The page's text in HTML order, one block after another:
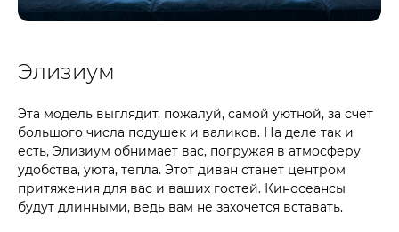
Элизиум
Эта модель выглядит, пожалуй, самой уютной, за счет
большого числа подушек и валиков. На деле так и
есть, Элизиум обнимает вас, погружая в атмосферу
удобства, уюта, тепла. Этот диван станет центром
притяжения для вас и ваших гостей. Киносеансы
будут длинными, ведь вам не захочется вставать.